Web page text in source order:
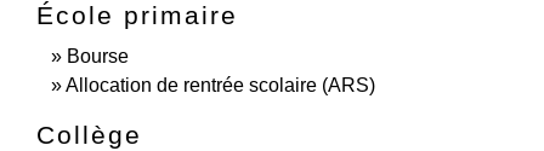
École primaire
Bourse
Allocation de rentrée scolaire (ARS)
Collège